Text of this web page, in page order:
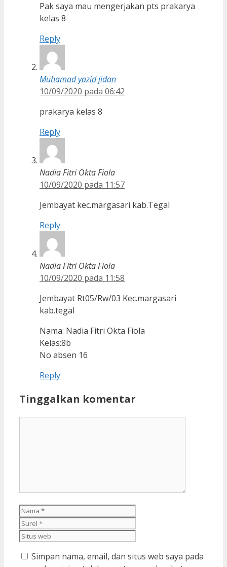
Pak saya mau mengerjakan pts prakarya
kelas 8
Reply
Muhamad yazid jidan
10/09/2020 pada 06:42
prakarya kelas 8
Reply
Nadia Fitri Okta Fiola
10/09/2020 pada 11:57
Jembayat kec.margasari kab.Tegal
Reply
Nadia Fitri Okta Fiola
10/09/2020 pada 11:58
Jembayat Rt05/Rw/03 Kec.margasari
kab.tegal
Nama: Nadia Fitri Okta Fiola
Kelas:8b
No absen 16
Reply
Tinggalkan komentar
Nama
Simpan nama, email, dan situs web saya pada